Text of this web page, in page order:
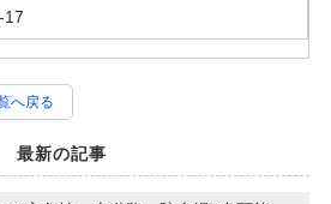
へ戻る
最新の記事